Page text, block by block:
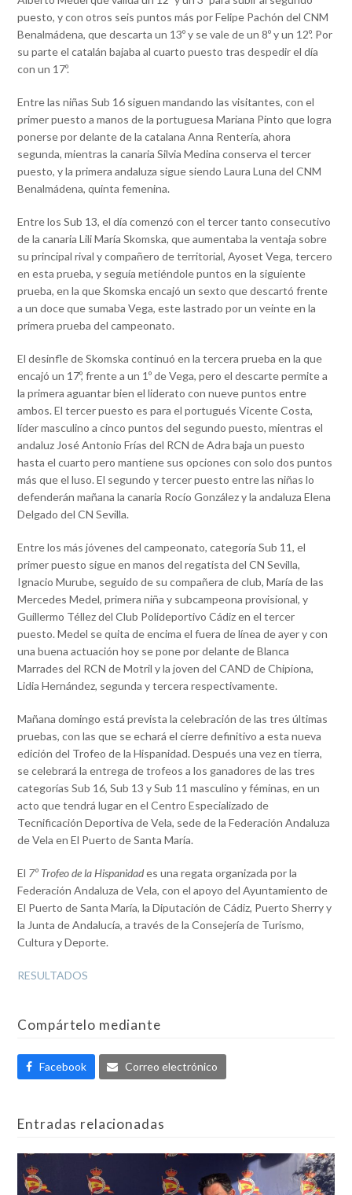
puesto, y con otros seis puntos más por Felipe Pachón del CNM
Benalmádena, que descarta un 13º y se vale de un 8º y un 12º. Por
su parte el catalán bajaba al cuarto puesto tras despedir el día
con un 17º.
Entre las niñas Sub 16 siguen mandando las visitantes, con el
primer puesto a manos de la portuguesa Mariana Pinto que logra
ponerse por delante de la catalana Anna Rentería, ahora
segunda, mientras la canaria Silvia Medina conserva el tercer
puesto, y la primera andaluza sigue siendo Laura Luna del CNM
Benalmádena, quinta femenina.
Entre los Sub 13, el día comenzó con el tercer tanto consecutivo
de la canaria Lili María Skomska, que aumentaba la ventaja sobre
su principal rival y compañero de territorial, Ayoset Vega, tercero
en esta prueba, y seguía metiéndole puntos en la siguiente
prueba, en la que Skomska encajó un sexto que descartó frente
a un doce que sumaba Vega, este lastrado por un veinte en la
primera prueba del campeonato.
El desinfle de Skomska continuó en la tercera prueba en la que
encajó un 17º, frente a un 1º de Vega, pero el descarte permite a
la primera aguantar bien el liderato con nueve puntos entre
ambos. El tercer puesto es para el portugués Vicente Costa,
líder masculino a cinco puntos del segundo puesto, mientras el
andaluz José Antonio Frías del RCN de Adra baja un puesto
hasta el cuarto pero mantiene sus opciones con solo dos puntos
más que el luso. El segundo y tercer puesto entre las niñas lo
defenderán mañana la canaria Rocío González y la andaluza Elena
Delgado del CN Sevilla.
Entre los más jóvenes del campeonato, categoría Sub 11, el
primer puesto sigue en manos del regatista del CN Sevilla,
Ignacio Murube, seguido de su compañera de club, María de las
Mercedes Medel, primera niña y subcampeona provisional, y
Guillermo Téllez del Club Polideportivo Cádiz en el tercer
puesto. Medel se quita de encima el fuera de línea de ayer y con
una buena actuación hoy se pone por delante de Blanca
Marrades del RCN de Motril y la joven del CAND de Chipiona,
Lidia Hernández, segunda y tercera respectivamente.
Mañana domingo está prevista la celebración de las tres últimas
pruebas, con las que se echará el cierre definitivo a esta nueva
edición del Trofeo de la Hispanidad. Después una vez en tierra,
se celebrará la entrega de trofeos a los ganadores de las tres
categorías Sub 16, Sub 13 y Sub 11 masculino y féminas, en un
acto que tendrá lugar en el Centro Especializado de
Tecnificación Deportiva de Vela, sede de la Federación Andaluza
de Vela en El Puerto de Santa María.
El 7º Trofeo de la Hispanidades una regata organizada por la
Federación Andaluza de Vela, con el apoyo del Ayuntamiento de
El Puerto de Santa María, la Diputación de Cádiz, Puerto Sherry y
la Junta de Andalucía, a través de la Consejería de Turismo,
Cultura y Deporte.
RESULTADOS
Compártelo mediante
Facebook Correo electrónico
Entradas relacionadas